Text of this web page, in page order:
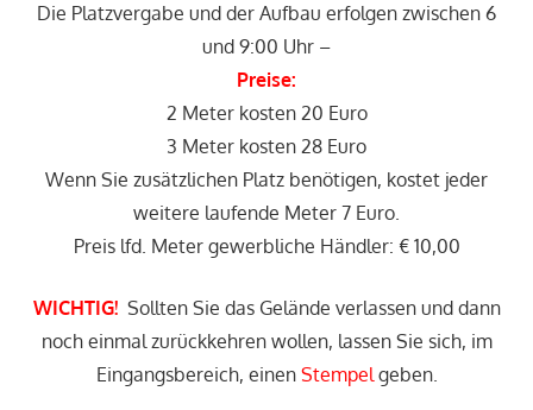
Die Platzvergabe und der Aufbau erfolgen zwischen 6
und 9:00 Uhr –
Preise:
2 Meter kosten 20 Euro
3 Meter kosten 28 Euro
Wenn Sie zusätzlichen Platz benötigen, kostet jeder
weitere laufende Meter 7 Euro.
Preis lfd. Meter gewerbliche Händler: € 10,00
WICHTIG!Sollten Sie das Gelände verlassen und dann
noch einmal zurückkehren wollen, lassen Sie sich, im
Eingangsbereich, einen Stempelgeben.